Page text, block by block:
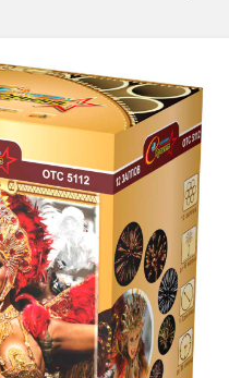
Петарды
Терочные
Фитильные
Лимонки, гранаты
Летающие и
Бабочки, пчелы
Жуки
Циркоблицы